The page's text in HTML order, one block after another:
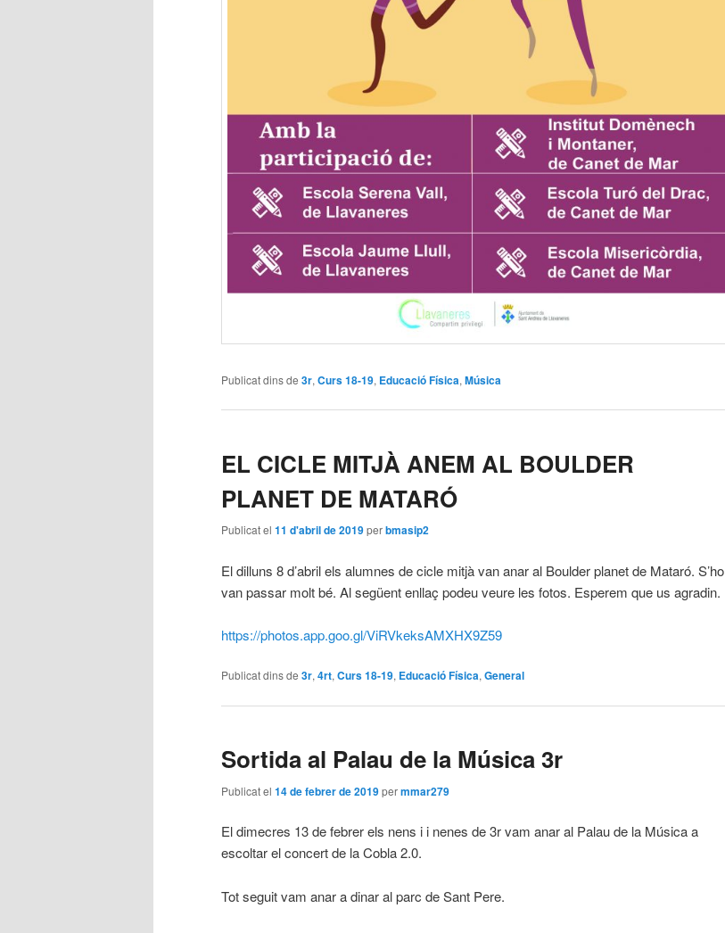
Publicat dins de 3r, Curs 18-19, Educació Física, Música
EL CICLE MITJÀ ANEM AL BOULDER
PLANET DE MATARÓ
Publicat el 11 d'abril de 2019perbmasip2
El dilluns 8 d’abril els alumnes de cicle mitjà van anar al Boulder planet de Mataró. S’ho
van passar molt bé. Al següent enllaç podeu veure les fotos. Esperem que us agradin.
https://photos.app.goo.gl/ViRVkeksAMXHX9Z59
Publicat dins de 3r,4rt,Curs 18-19, Educació Física,General
Sortida al Palau de la Música 3r
Publicat el 14 de febrer de 2019permmar279
El dimecres 13 de febrer els nens i i nenes de 3r vam anar al Palau de la Música a
escoltar el concert de la Cobla 2.0.
Tot seguit vam anar a dinar al parc de Sant Pere.